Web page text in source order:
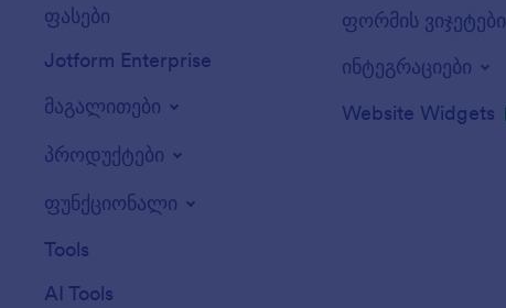
ფასები
Jotform Enterprise
მაგალითები
პროდუქტები
ფუნქციონალი
Tools
AI Tools
ფორმის ვიჯეტები
ინტეგრაციები
Website Widgets